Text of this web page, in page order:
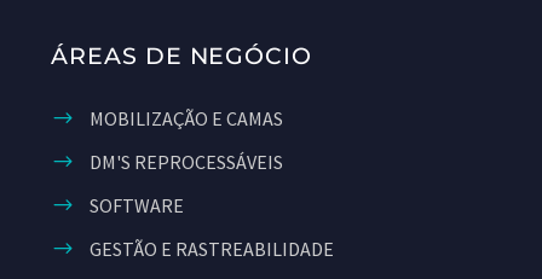
ÁREAS DE NEGÓCIO
MOBILIZAÇÃO E CAMAS
DM'S REPROCESSÁVEIS
SOFTWARE
GESTÃO E RASTREABILIDADE